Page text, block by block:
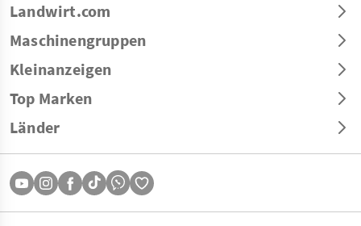
Landwirt.com
Maschinengruppen
Kleinanzeigen
Top Marken
Länder